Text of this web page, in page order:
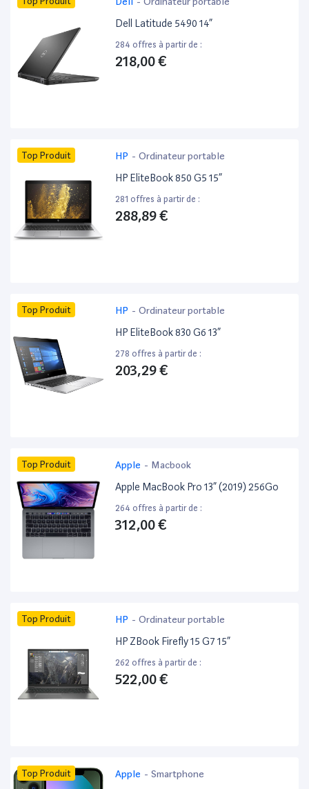
Dell Latitude 5490 14”
284 offres à partir de :
218,00 €
Top Produit HP - Ordinateur portable
HP EliteBook 850 G5 15”
281 offres à partir de :
288,89 €
Top Produit HP - Ordinateur portable
HP EliteBook 830 G6 13”
278 offres à partir de :
203,29 €
Top Produit Apple - Macbook
Apple MacBook Pro 13” (2019) 256Go
264 offres à partir de :
312,00 €
Top Produit HP - Ordinateur portable
HP ZBook Firefly 15 G7 15”
262 offres à partir de :
522,00 €
Top Produit Apple - Smartphone